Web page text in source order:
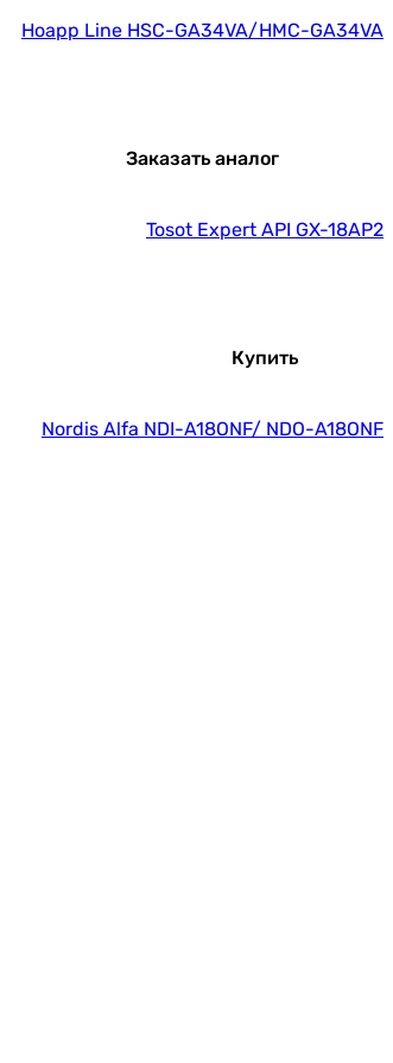
Hoapp Line HSC-GA34VA/HMC-GA34VA
Заказать аналог
Tosot Expert API GX-18AP2
Купить
Nordis Alfa NDI-A18ONF/ NDO-A18ONF